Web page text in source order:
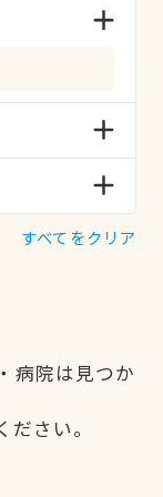
すべてをクリア
病院は見つか
さい。